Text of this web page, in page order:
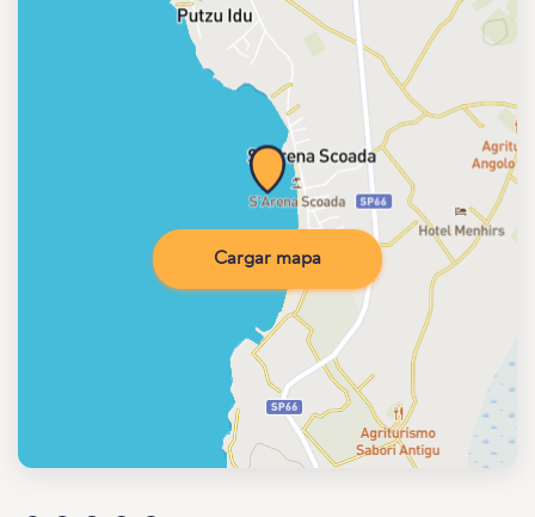
Cargar mapa